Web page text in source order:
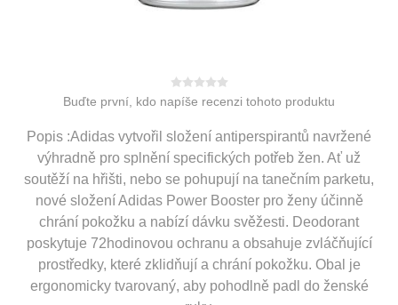
Buďte první, kdo napíše recenzi tohoto produktu
Popis :Adidas vytvořil složení antiperspirantů navržené
výhradně pro splnění specifických potřeb žen. Ať už
soutěží na hřišti, nebo se pohupují na tanečním parketu,
nové složení Adidas Power Booster pro ženy účinně
chrání pokožku a nabízí dávku svěžesti. Deodorant
poskytuje 72hodinovou ochranu a obsahuje zvláčňující
prostředky, které zklidňují a chrání pokožku. Obal je
ergonomicky tvarovaný, aby pohodlně padl do ženské